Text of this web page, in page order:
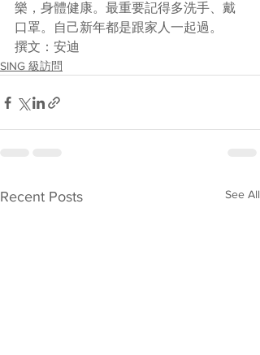
樂，身體健康。最重要記得多洗手、戴
口罩。自己新年都是跟家人一起過。
撰文：安迪
SING 級訪問
Recent Posts See All